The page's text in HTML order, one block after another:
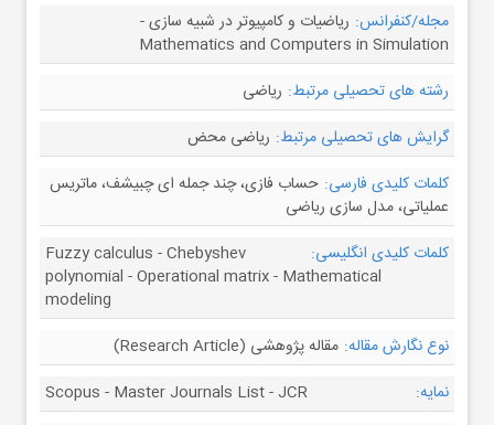
مجله/کنفرانس: ریاضیات و کامپیوتر در شبیه سازی -
Mathematics and Computers in Simulation
رشته های تحصیلی مرتبط: ریاضی
گرایش های تحصیلی مرتبط: ریاضی محض
کلمات کلیدی فارسی: حساب فازی، چند جمله ای چبیشف، ماتریس
عملیاتی، مدل سازی ریاضی
کلمات کلیدی انگلیسی:
Fuzzy calculus - Chebyshev
polynomial - Operational matrix - Mathematical
modeling
نوع نگارش مقاله: مقاله پژوهشی (Research Article)
نمایه:
Scopus - Master Journals List - JCR